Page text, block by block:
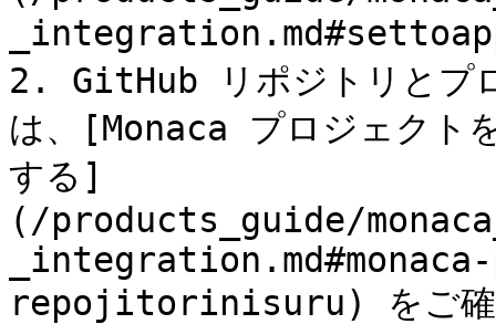
2. GitHub リポジトリとプ
は、[Monaca プロジェクト
する]
(/products_guide/
repojitorinisuru) をご確